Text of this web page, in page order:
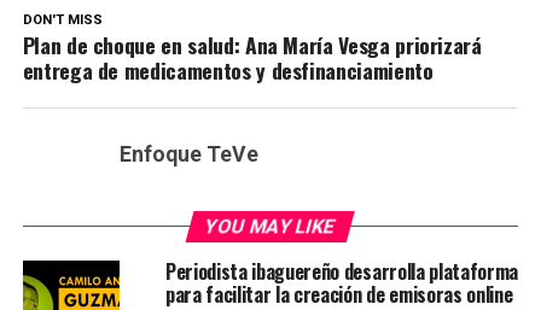
DON'T MISS
Plan de choque en salud: Ana María Vesga priorizará
entrega de medicamentos y desfinanciamiento
Enfoque TeVe
YOU MAY LIKE
Periodista ibaguereño desarrolla plataforma
para facilitar la creación de emisoras online